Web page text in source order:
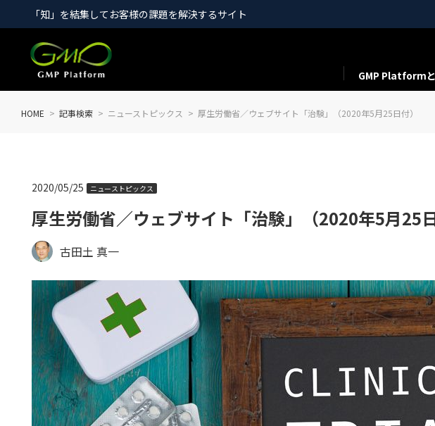
「知」を結集してお客様の課題を解決するサイト
GMP Platform
HOME 記事検索 ニューストピックス 厚生労働省／ウェブサイト「治験」（2020年5月25日付）
厚生労働省／ウェブサイト「治験」（2020年5月25日
2020/05/25 ニューストピックス
古田土 真一